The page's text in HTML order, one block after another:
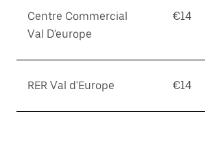
Centre Commercial
Val D'europe
€14
RER Val d'Europe €14